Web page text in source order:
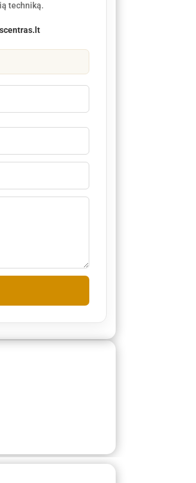
techniką.